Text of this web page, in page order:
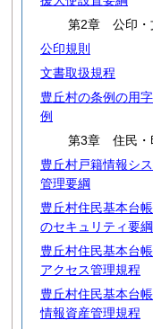
第2章 公印・
公印規則
文書取扱規程
豊丘村の条例の用
例
第3章 住民・
豊丘村戸籍情報シ
管理要綱
豊丘村住民基本台
のセキュリティ要綱
豊丘村住民基本台
アクセス管理規程
豊丘村住民基本台
情報資産管理規程